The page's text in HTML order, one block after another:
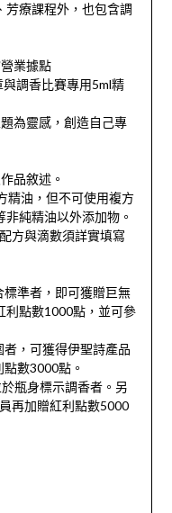
芳療課程外，也包含調
業據點
調香比賽專用5ml精
為靈感，創造自己專
品敘述。
精油，但不可使用複方
純精油以外添加物。
方與滴數須詳實填寫
準者，即可獲贈巨無
利點數1000點，並可參
，可獲得伊聖詩產品
數3000點。
瓶身標示調香者。另
再加贈紅利點數5000